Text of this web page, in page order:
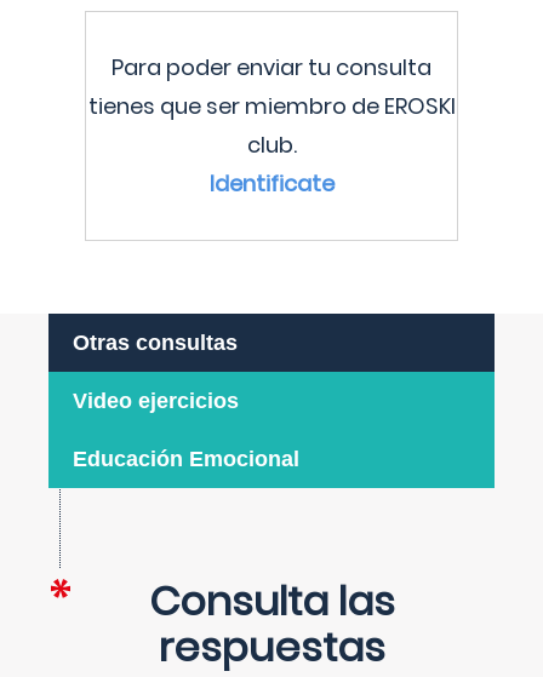
Para poder enviar tu consulta
tienes que ser miembro de EROSKI
club.
Identificate
Otras consultas
Video ejercicios
Educación Emocional
Consulta las
respuestas